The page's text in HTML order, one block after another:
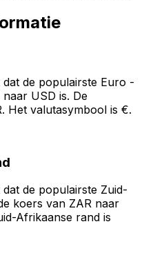
de populairste Euro -
USD is. De
Het valutasymbool is €.
de populairste Zuid-
koers van ZAR naar
Afrikaanse rand is